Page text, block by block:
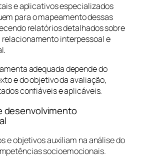
e aplicativos especializados
para o mapeamento dessas
relatórios detalhados sobre
interpessoal e
adequada depende do
e do objetivo da avaliação,
confiáveis e aplicáveis.
desenvolvimento
e objetivos auxiliam na análise do
socioemocionais.